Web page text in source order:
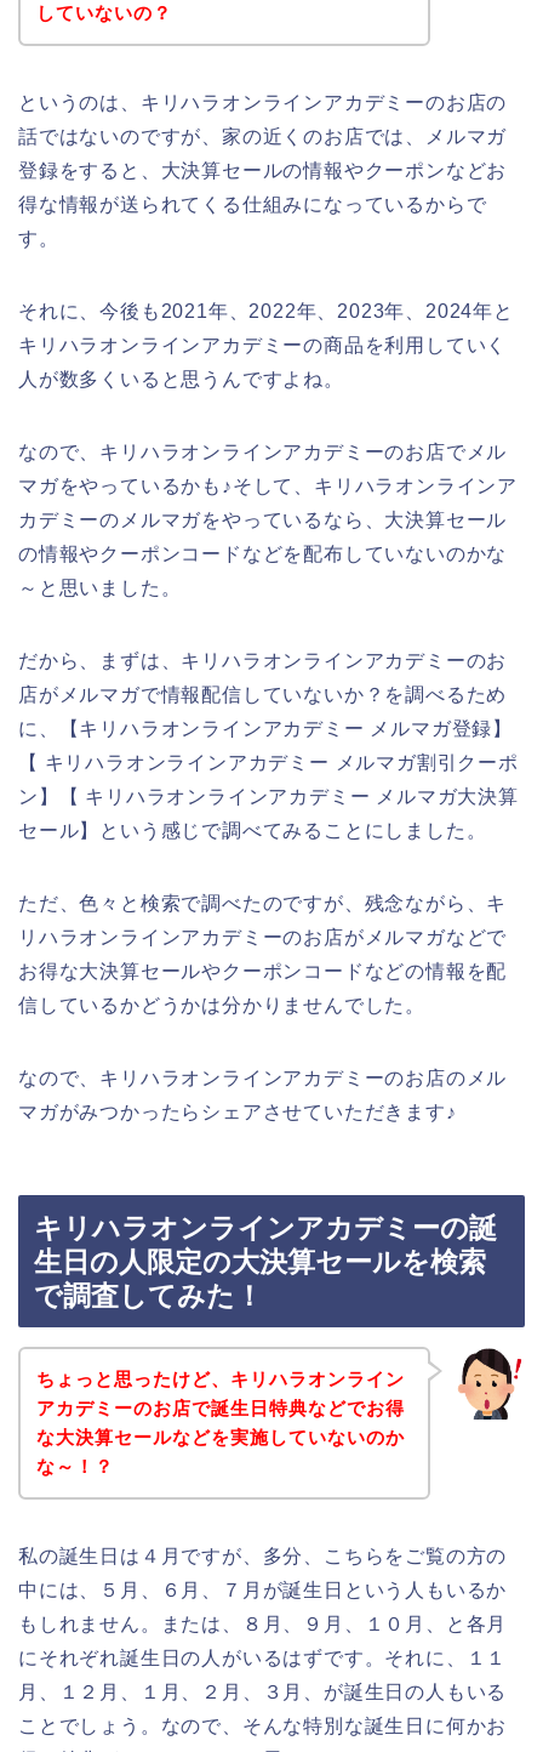
していないの？
というのは、キリハラオンラインアカデミーのお店の
話ではないのですが、家の近くのお店では、メルマガ
登録をすると、大決算セールの情報やクーポンなどお
得な情報が送られてくる仕組みになっているからで
す。
それに、今後も2021年、2022年、2023年、2024年と
キリハラオンラインアカデミーの商品を利用していく
人が数多くいると思うんですよね。
なので、キリハラオンラインアカデミーのお店でメル
マガをやっているかも♪そして、キリハラオンラインア
カデミーのメルマガをやっているなら、大決算セール
の情報やクーポンコードなどを配布していないのかな
～と思いました。
だから、まずは、キリハラオンラインアカデミーのお
店がメルマガで情報配信していないか？を調べるため
に、【キリハラオンラインアカデミー メルマガ登録】
【 キリハラオンラインアカデミー メルマガ割引クーポ
ン】【 キリハラオンラインアカデミー メルマガ大決算
セール】という感じで調べてみることにしました。
ただ、色々と検索で調べたのですが、残念ながら、キ
リハラオンラインアカデミーのお店がメルマガなどで
お得な大決算セールやクーポンコードなどの情報を配
信しているかどうかは分かりませんでした。
なので、キリハラオンラインアカデミーのお店のメル
マガがみつかったらシェアさせていただきます♪
キリハラオンラインアカデミーの誕
生日の人限定の大決算セールを検索
で調査してみた！
ちょっと思ったけど、キリハラオンライン
アカデミーのお店で誕生日特典などでお得
な大決算セールなどを実施していないのか
な～！？
私の誕生日は４月ですが、多分、こちらをご覧の方の
中には、５月、６月、７月が誕生日という人もいるか
もしれません。または、８月、９月、１０月、と各月
にそれぞれ誕生日の人がいるはずです。それに、１１
月、１２月、１月、２月、３月、が誕生日の人もいる
ことでしょう。なので、そんな特別な誕生日に何かお